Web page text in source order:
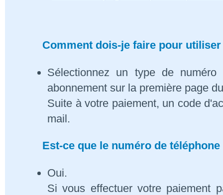
Comment dois-je faire pour
Sélectionnez un type de
abonnement sur la première page
Suite à votre paiement, un code
mail.
Est-ce que le numéro de
Oui.
Si vous effectuer votre paiement